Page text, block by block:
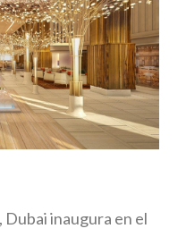
inaugura en el